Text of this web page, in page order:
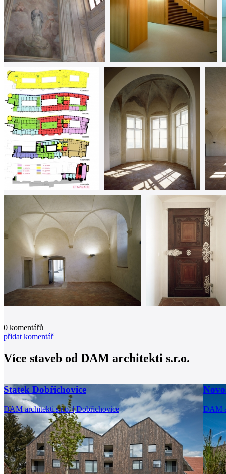
0 komentářů
přidat komentář
Více staveb od DAM architekti s.r.o.
Statek Dobřichovice
DAM architekti s.r.o. | Dobřichovice DAM